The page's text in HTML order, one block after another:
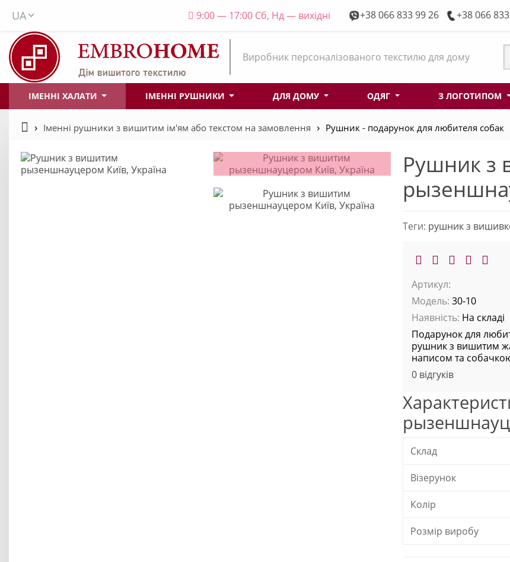
UA 9:00 — 17:00 Сб, Нд — вихідні +38 066 833 99 26 +38 066
Виробник персоналізованого текстилю для дому
ІМЕННІ ХАЛАТИ ІМЕННІ РУШНИКИ ДЛЯ ДОМУ ОДЯГ З ЛОГОТИПОМ
Іменні рушники з вишитим ім'ям або текстом на замовлення Рушник - подарунок для любителя собак
Рушник з
Теги: рушник з
Артикул:
Модель: 30-10
Наявність: На складі
Подарунок для
рушник з вишитим
написом та
0 відгуків
Склад
Візерунок
Колір
Розмір виробу